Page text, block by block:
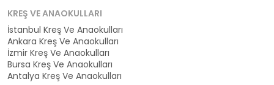
KREŞ VE ANAOKULLARI
İstanbul Kreş Ve Anaokulları
Ankara Kreş Ve Anaokulları
İzmir Kreş Ve Anaokulları
Bursa Kreş Ve Anaokulları
Antalya Kreş Ve Anaokulları